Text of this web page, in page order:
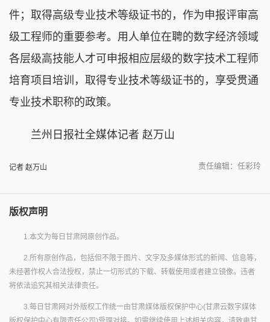
件；取得高级专业技术等级证书的，作为申报评审高
级工程师的重要参考。用人单位在聘的数字经济领域
各层级高技能人才可申报相应层级的数字技术工程师
培育项目培训，取得专业技术等级证书的，享受贯通
专业技术职称的政策。
兰州日报社全媒体记者 赵万山
记者 赵万山 责任编辑：任彩玲
版权声明
1.本文为每日甘肃网原创作品。
2.所有原创作品，包括但不限于图片、文字及多媒体形式的新闻、信息等，
未经著作权人合法授权，禁止一切形式的下载、转载使用或者建立镜像。违者
将依法追究其相关法律责任。
3.每日甘肃网对外版权工作统一由甘肃媒体版权保护中心(甘肃云数字媒体